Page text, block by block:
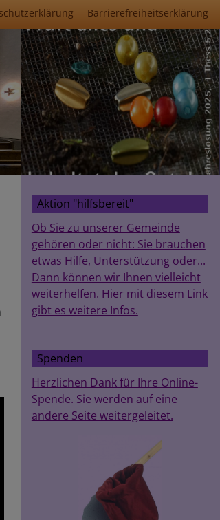
Barrierefreiheitserklärung
Aktion "hilfsbereit"
Ob Sie zu unserer Gemeinde
gehören oder nicht: Sie brauchen
etwas Hilfe, Unterstützung oder...
Dann können wir Ihnen vielleicht
weiterhelfen. Hier mit diesem Link
gibt es weitere Infos.
Spenden
Herzlichen Dank für Ihre Online-
Spende. Sie werden auf eine
andere Seite weitergeleitet.